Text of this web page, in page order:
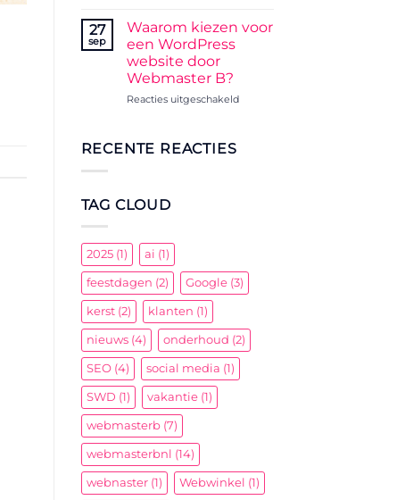
de
Jouw
27
sep
Waarom kiezen voor
een WordPress
website door
Webmaster B?
Reacties uitgeschakeldvoor
RECENTE REACTIES
TAG CLOUD
2025(1) ai (1)
feestdagen (2) Google(3)
kerst(2) klanten (1)
nieuws(4) onderhoud (2)
SEO(4) social media (1)
SWD (1) vakantie(1)
webmasterb(7)
webmasterbnl (14)
webnaster(1) Webwinkel (1)